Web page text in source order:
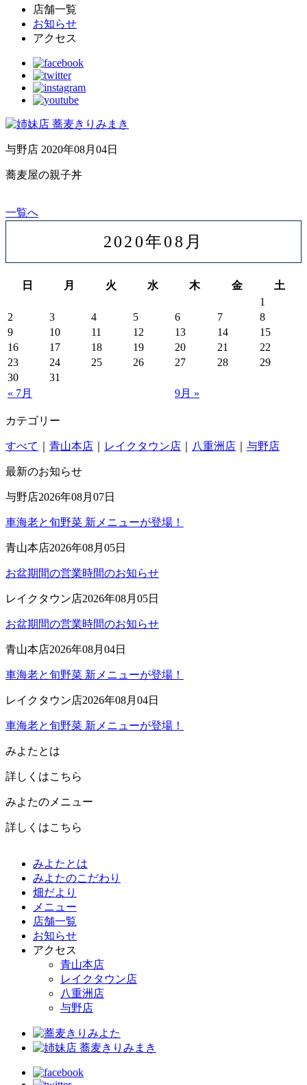
店舗一覧
お知らせ
アクセス
与野店 2020年08月04日
蕎麦屋の親子丼
一覧へ
2020年08月
日 月 火 水 木 金 土
« 7月 9月 »
1
2
3 4 5 6 7
8
9
10 11 12 13 14
15
16
17 18 19 20 21
22
23
24 25 26 27 28
29
30
31
カテゴリー
すべて 青山本店 レイクタウン店 八重洲店 与野店
最新のお知らせ
与野店2026年08月07日
車海老と旬野菜 新メニューが登場！
青山本店2026年08月05日
お盆期間の営業時間のお知らせ
レイクタウン店2026年08月05日
お盆期間の営業時間のお知らせ
青山本店2026年08月04日
車海老と旬野菜 新メニューが登場！
レイクタウン店2026年08月04日
車海老と旬野菜 新メニューが登場！
みよたとは
詳しくはこちら
みよたのメニュー
詳しくはこちら
みよたとは
みよたのこだわり
畑だより
メニュー
店舗一覧
お知らせ
アクセス
青山本店
レイクタウン店
八重洲店
与野店